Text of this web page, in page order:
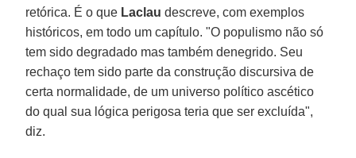
retórica. É o que Laclau descreve, com exemplos
históricos, em todo um capítulo. "O populismo não só
tem sido degradado mas também denegrido. Seu
rechaço tem sido parte da construção discursiva de
certa normalidade, de um universo político ascético
do qual sua lógica perigosa teria que ser excluída",
diz.